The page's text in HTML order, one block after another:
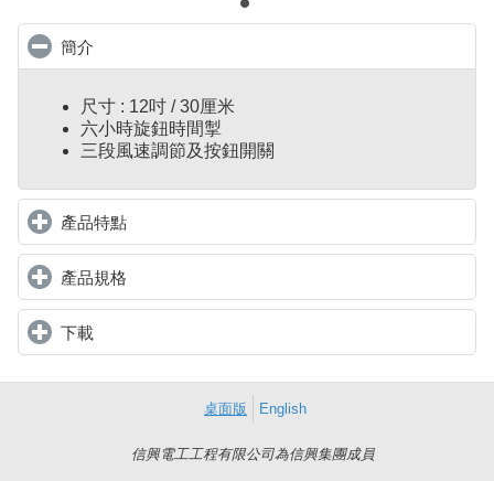
簡介
尺寸 : 12吋 / 30厘米
六小時旋鈕時間掣
三段風速調節及按鈕開關
產品特點click to expand contents
產品規格
下載click to expand contents
桌面版 English
信興電工工程有限公司為信興集團成員